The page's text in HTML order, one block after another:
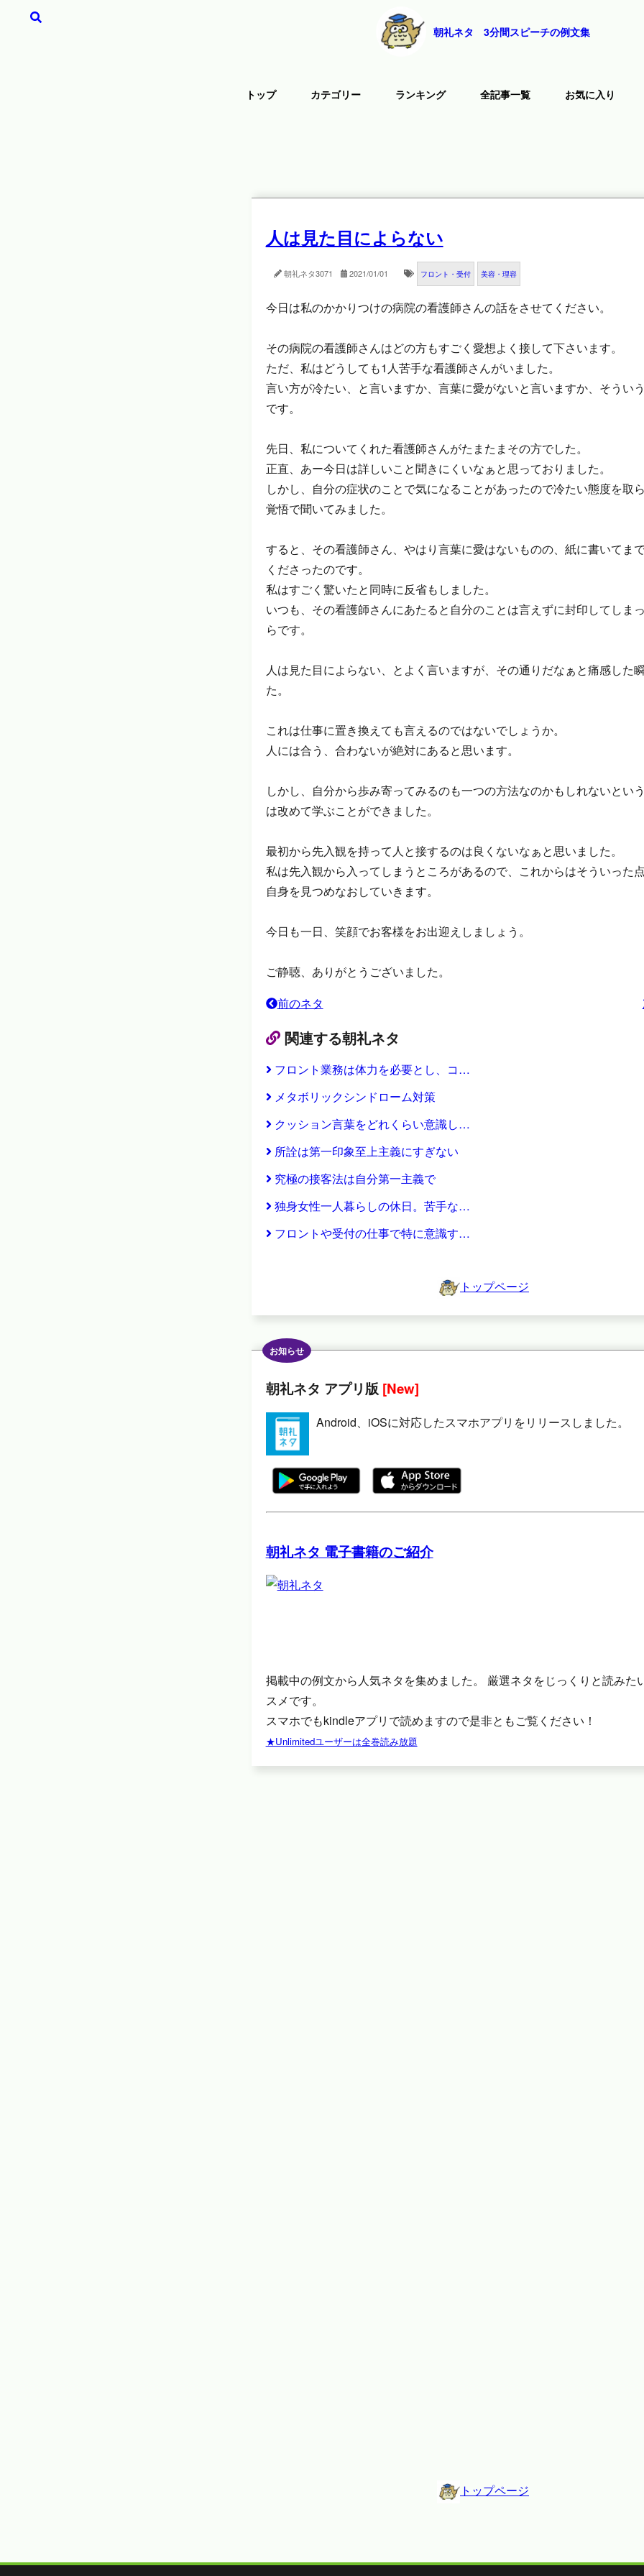
朝礼ネタ 3分間スピーチの例文集
トップ カテゴリー ランキング 全記事一覧 お気に入り
人は見た目によらない
朝礼ネタ3071 2021/01/01 フロント・受付 美容・理容
今日は私のかかりつけの病院の看護師さんの話をさせてください。
その病院の看護師さんはどの方もすごく愛想よく接して下さいます。
ただ、私はどうしても1人苦手な看護師さんがいました。
言い方が冷たい、と言いますか、言葉に愛がないと言いますか、そうい
です。
先日、私についてくれた看護師さんがたまたまその方でした。
正直、あー今日は詳しいこと聞きにくいなぁと思っておりました。
しかし、自分の症状のことで気になることがあったので冷たい態度を取
覚悟で聞いてみました。
すると、その看護師さん、やはり言葉に愛はないものの、紙に書いてま
くださったのです。
私はすごく驚いたと同時に反省もしました。
いつも、その看護師さんにあたると自分のことは言えずに封印してしま
らです。
人は見た目によらない、とよく言いますが、その通りだなぁと痛感した
た。
これは仕事に置き換えても言えるのではないでしょうか。
人には合う、合わないが絶対にあると思います。
しかし、自分から歩み寄ってみるのも一つの方法なのかもしれないとい
は改めて学ぶことができました。
最初から先入観を持って人と接するのは良くないなぁと思いました。
私は先入観から入ってしまうところがあるので、これからはそういった
自身を見つめなおしていきます。
今日も一日、笑顔でお客様をお出迎えしましょう。
ご静聴、ありがとうございました。
前のネタ
関連する朝礼ネタ
フロント業務は体力を必要とし、コ…
メタボリックシンドローム対策
クッション言葉をどれくらい意識し…
所詮は第一印象至上主義にすぎない
究極の接客法は自分第一主義で
独身女性一人暮らしの休日。苦手な…
フロントや受付の仕事で特に意識す…
トップページ
お知らせ
朝礼ネタ アプリ版 [New]
Android、iOSに対応したスマホアプリをリリースしました。
朝礼ネタ 電子書籍のご紹介
掲載中の例文から人気ネタを集めました。 厳選ネタをじっくりと読みた
スメです。
スマホでもkindleアプリで読めますので是非ともご覧ください！
★Unlimitedユーザーは全巻読み放題
トップページ